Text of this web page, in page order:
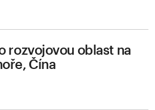
rozvojovou oblast na
Čína